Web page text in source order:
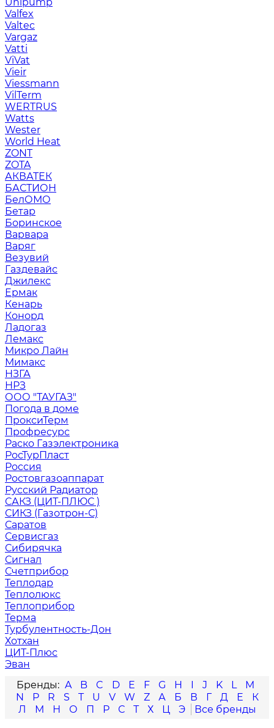
Valfex
Valtec
Vargaz
Vatti
ViVat
Vieir
Viessmann
VilTerm
WERTRUS
Watts
Wester
World Heat
ZONT
ZOTA
АКВАТЕК
БАСТИОН
БелОМО
Бетар
Боринское
Варвара
Варяг
Везувий
Газдевайс
Джилекс
Ермак
Кенарь
Конорд
Ладогаз
Лемакс
Микро Лайн
Мимакс
НЗГА
НРЗ
ООО "ТАУГАЗ"
Погода в доме
ПроксиТерм
Профресурс
Раско Газэлектроника
РосТурПласт
Россия
Ростовгазоаппарат
Русский Радиатор
САКЗ (ЦИТ-ПЛЮС )
СИКЗ (Газотрон-С)
Саратов
Сервисгаз
Сибирячка
Сигнал
Счетприбор
Теплодар
Теплолюкс
Теплоприбор
Терма
Турбулентность-Дон
Хотхан
ЦИТ-Плюс
Эван
A
B C D E F G H I J K L
M
N
P R S T U V W Z А Б В Г Д Е
К
Л
М Н О П Р С Т Х Ц Э